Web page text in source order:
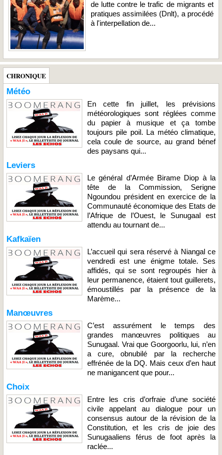
de lutte contre le trafic de migrants et
pratiques assimilées (Dnlt), a procédé
à l'interpellation de...
CHRONIQUE
Météo
En cette fin juillet, les prévisions
météorologiques sont réglées comme
du papier à musique et ça tombe
toujours pile poil. La météo climatique,
cela coule de source, au grand bénef
des paysans qui...
Leviers
Le général d’Armée Birame Diop à la
tête de la Commission, Serigne
Ngoundou président en exercice de la
Communauté économique des Etats de
l’Afrique de l’Ouest, le Sunugaal est
attendu au tournant de...
Kafkaïen
L’accueil qui sera réservé à Niangal ce
vendredi est une énigme totale. Ses
affidés, qui se sont regroupés hier à
leur permanence, étaient tout guillerets,
émoustillés par la présence de la
Marème...
Manœuvres
C’est assurément le temps des
grandes manœuvres politiques au
Sunugaal. Vrai que Goorgoorlu, lui, n’en
a cure, obnubilé par la recherche
effrénée de la DQ. Mais ceux d’en haut
ne manigancent que pour...
Choix
Entre les cris d’orfraie d’une société
civile appelant au dialogue pour un
consensus autour de la révision de la
Constitution, et les cris de joie des
Sunugaaliens férus de foot après la
raclée...